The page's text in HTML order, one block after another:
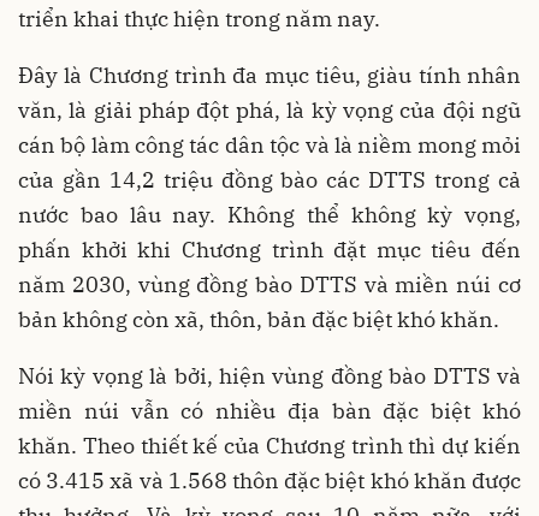
triển khai thực hiện trong năm nay.
Đây là Chương trình đa mục tiêu, giàu tính nhân
văn, là giải pháp đột phá, là kỳ vọng của đội ngũ
cán bộ làm công tác dân tộc và là niềm mong mỏi
của gần 14,2 triệu đồng bào các DTTS trong cả
nước bao lâu nay. Không thể không kỳ vọng,
phấn khởi khi Chương trình đặt mục tiêu đến
năm 2030, vùng đồng bào DTTS và miền núi cơ
bản không còn xã, thôn, bản đặc biệt khó khăn.
Nói kỳ vọng là bởi, hiện vùng đồng bào DTTS và
miền núi vẫn có nhiều địa bàn đặc biệt khó
khăn. Theo thiết kế của Chương trình thì dự kiến
có 3.415 xã và 1.568 thôn đặc biệt khó khăn được